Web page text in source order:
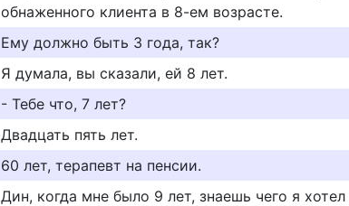
обнаженного клиента в 8-ем возрасте.
Ему должно быть 3 года, так?
Я думала, вы сказали, ей 8 лет.
- Тебе что, 7 лет?
Двадцать пять лет.
60 лет, терапевт на пенсии.
Дин, когда мне было 9 лет, знаешь чего я